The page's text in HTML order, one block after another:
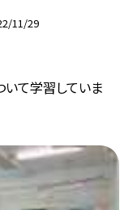
11/29
て学習していま